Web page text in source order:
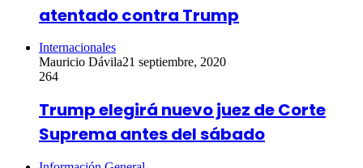
atentado contra Trump
Internacionales
Mauricio Dávila21 septiembre, 2020
264
Trump elegirá nuevo juez de Corte
Suprema antes del sábado